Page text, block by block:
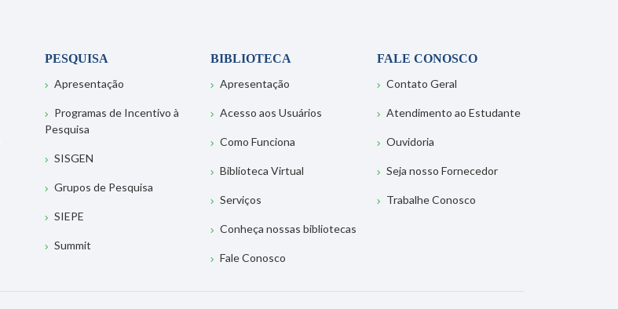
PESQUISA
Apresentação
Programas de Incentivo à
Pesquisa
SISGEN
Grupos de Pesquisa
SIEPE
Summit
BIBLIOTECA
Apresentação
Acesso aos Usuários
Como Funciona
Biblioteca Virtual
Serviços
Conheça nossas bibliotecas
Fale Conosco
FALE CONOSCO
Contato Geral
Atendimento ao Estudante
Ouvidoria
Seja nosso Fornecedor
Trabalhe Conosco